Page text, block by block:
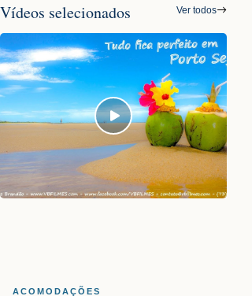
Vídeos selecionados Ver todos
ACOMODAÇÕES